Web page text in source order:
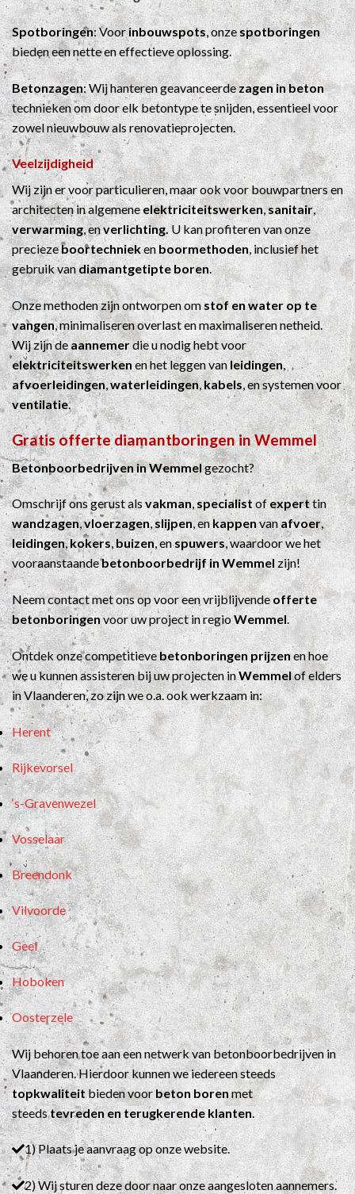
Spotboringen: Voorinbouwspots, onzespotboringen
bieden een nette en effectieve oplossing.
Betonzagen: Wij hanteren geavanceerde zagen in beton
technieken om door elk betontype te snijden, essentieel voor
zowel nieuwbouw als renovatieprojecten.
Veelzijdigheid
Wij zijn er voor particulieren, maar ook voor bouwpartners en
architecten in algemeneelektriciteitswerken,sanitair,
verwarming, enverlichting.U kan profiteren van onze
preciezeboortechniekenboormethoden, inclusief het
gebruik vandiamantgetipte boren.
Onze methoden zijn ontworpen omstof en water op te
vangen, minimaliseren overlast en maximaliseren netheid.
Wij zijn deaannemerdie u nodig hebt voor
elektriciteitswerkenen het leggen vanleidingen,
afvoerleidingen,waterleidingen,kabels, en systemen voor
ventilatie.
Gratis offerte diamantboringen in Wemmel
Betonboorbedrijven in Wemmelgezocht?
Omschrijf ons gerust alsvakman,specialistofexperttin
wandzagen,vloerzagen,slijpen, enkappenvanafvoer,
leidingen,kokers,buizen, enspuwers, waardoor we het
vooraanstaandebetonboorbedrijf in Wemmelzijn!
Neem contact met ons op voor een vrijblijvendeofferte
betonboringenvoor uw project in regioWemmel.
Ontdek onze competitievebetonboringen prijzenen hoe
we u kunnen assisteren bij uw projecten inWemmelof elders
in Vlaanderen, zo zijn we o.a. ook werkzaam in:
Herent
Rijkevorsel
‘s-Gravenwezel
Vosselaar
Breendonk
Vilvoorde
Geel
Hoboken
Oosterzele
Wij behoren toe aan een netwerk van betonboorbedrijven in
Vlaanderen. Hierdoor kunnen we iedereen steeds
topkwaliteitbieden voorbeton borenmet
steedstevreden en terugkerende klanten
1) Plaats je aanvraag op onze website.
2) Wij sturen deze door naar onze aangesloten aannemers.